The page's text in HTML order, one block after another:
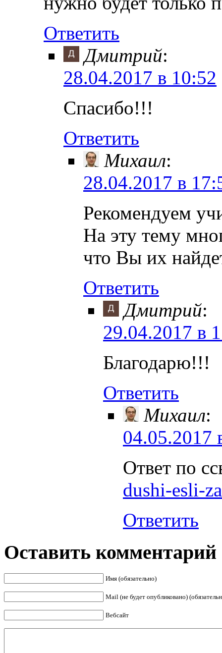
Ответить
Дмитрий:
28.04.2017 в 10:52
Спасибо!!!
Ответить
Михаил:
28.04.2017 в
Рекомендуем
На эту тему
что Вы их
Ответить
Дмитрий:
29.04.2017 в
Благодарю!!!
Ответить
Михаил:
04.05.2017
Ответ по
dushi-esli-
Ответить
Оставить комментарий
Имя (обязательно)
Mail (не будет опубликовано)
Вебсайт